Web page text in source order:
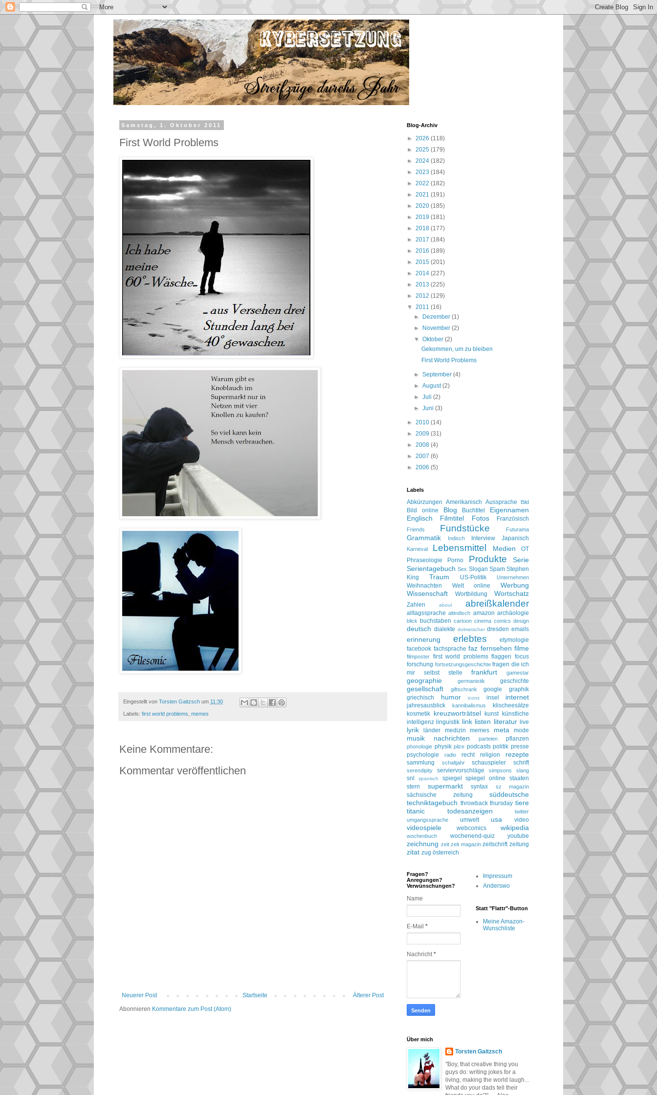
Samstag, 1. Oktober 2011
First World Problems
Eingestellt von Torsten Gaitzsch um 11:30
Labels: first world problems memes
Keine Kommentare:
Kommentar veröffentlichen
Neuerer Post Älterer Post
Startseite
Abonnieren Kommentare zum Post (Atom)
Blog-Archiv
► 2026 (118)
► 2025 (179)
► 2024 (182)
► 2023 (184)
► 2022 (182)
► 2021 (191)
► 2020 (185)
► 2019 (181)
► 2018 (177)
► 2017 (184)
► 2016 (189)
► 2015 (201)
► 2014 (227)
► 2013 (225)
► 2012 (129)
▼ 2011 (16)
►
Dezember(1)
►
November(2)
▼Oktober(2)
Gekommen, um zu bleiben
First World Problems
►September(4)
►August(2)
►Juli(2)
►Juni(3)
► 2010 (14)
► 2009 (31)
► 2008 (4)
► 2007 (6)
► 2006 (5)
Labels
Abkürzungen Amerikanisch Aussprache Bild
Bild online Blog Buchtitel
Eigennamen
Englisch
Filmtitel Fotos Französisch
Friends Fundstücke Futurama
Grammatik Indisch Interview Japanisch
Karneval Lebensmittel Medien
OT
Phraseologie
Porno Produkte
Serie
Serientagebuch Sex Slogan Spam Stephen
King
Traum US-Politik Unternehmen
Weihnachten Welt online
Werbung
Wissenschaft
Wortbildung Wortschatz
Zahlen about abreißkalender
alltagssprache altindisch amazon archäologie
blick buchstaben cartoon cinema comics design
deutsch dialekte dolmetscher dresden emails
erinnerung erlebtes
etymologie
facebook fachsprache faz fernsehen filme
filmposter first world problems flaggen focus
forschung fortsetzungsgeschichte fragen die ich
mir selbst stelle
frankfurt gamestar
geographie germanistik geschichte
gesellschaft giftschrank google
graphik
griechisch
humor icons insel internet
jahresausblick kannibalismus
klischeesätze
kosmetik kreuzworträtsel kunst
künstliche
intelligenz linguistik link listen literatur live
lyrik länder medizin memes meta mode
musik nachrichten parteien pflanzen
phonologie physik pilze podcasts politik presse
psychologie
radio recht religion rezepte
sammlung schaltjahr schauspieler schrift
serendipity serviervorschläge simpsons slang
snl spanisch spiegel spiegel online
staaten
stern
supermarkt syntax sz magazin
sächsische zeitung
süddeutsche
techniktagebuch throwback thursday tiere
titanic
todesanzeigen
twitter
umgangssprache
umwelt usa video
videospiele webcomics wikipedia
wochenbuch wochenend-quiz youtube
zeichnung zeit zeit magazin zeitschrift zeitung
zitat zug österreich
Fragen?
Anregungen?
Verwünschungen?
Name
E-Mail *
Nachricht*
Impressum
Anderswo
Statt "Flattr"-Button
Meine Amazon-
Wunschliste
Über mich
Torsten Gaitzsch
"Boy, that creative thing you
guys do: writing jokes for a
living, making the world laugh...
What do your dads tell their